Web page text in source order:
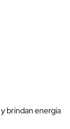
y brindan energía